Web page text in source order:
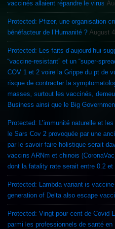
vaccinés allaient répandre le virus
Protected: Pfizer, une organisation
bénéfacteur de l’Humanité ? August
Protected: Les faits d’aujourd’hui
“vaccine-resistant” et un “super-
COV 1 et 2 voire la Grippe du pt de
risque de contracter la
masses, surtout les vaccinés,
Business ainsi que le Big
Protected: L’immunité naturelle et
le Sars Cov 2 provoquée par une
par le savoir-faire holistique serait davantage protectrice que les
vaccins ARNm et chinois
dont la fatality rate serait entre 0.2 et
Protected: Lambda variant is
generation of Delta also escape
Protected: Vingt pour-cent de Covid
parmi les